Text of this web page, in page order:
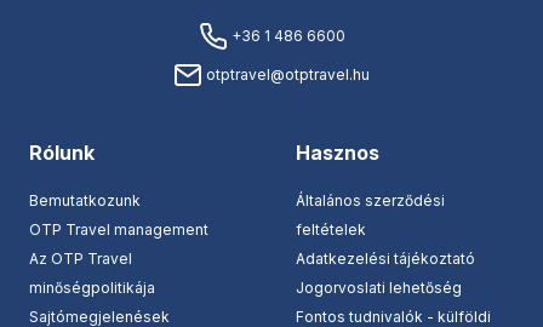
+36 1 486 6600
otptravel@otptravel.hu
Rólunk
Bemutatkozunk
OTP Travel management
Az OTP Travel
minőségpolitikája
Sajtómegjelenések
Hasznos
Általános szerződési
feltételek
Adatkezelési tájékoztató
Jogorvoslati lehetőség
Fontos tudnivalók - külföldi